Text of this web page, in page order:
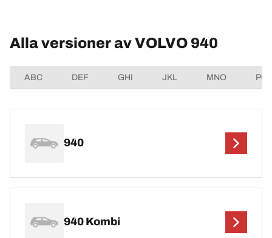
Alla versioner av VOLVO 940
ABC DEF GHI JKL MNO
940
940 Kombi